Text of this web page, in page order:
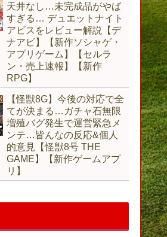
天井なし…未完成品がやば
すぎる… デュエットナイト
アビスをレビュー解説【デ
ナアビ】【新作ソシャゲ・
アプリゲーム】【セルラ
ン・売上速報】【新作
RPG】
【怪獣8G】今後の対応で全
てが決まる…ガチャ石無限
増殖バグ発生で運営緊急メ
ンテ…皆んなの反応&個人
的意見【怪獣8号 THE
GAME】【新作ゲームアプ
リ】